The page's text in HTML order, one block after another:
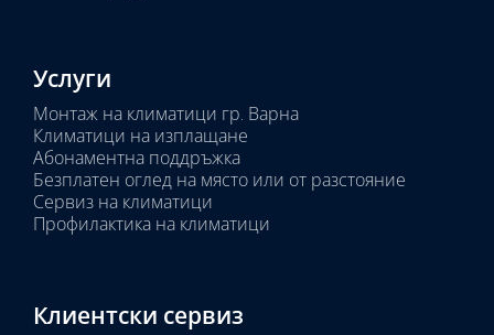
Услуги
Монтаж на климатици гр. Варна
Климатици на изплащане
Абонаментна поддръжка
Безплатен оглед на място или от разстояние
Сервиз на климатици
Профилактика на климатици
Клиентски сервиз